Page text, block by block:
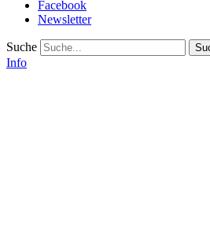
Facebook
Newsletter
Suche
Info